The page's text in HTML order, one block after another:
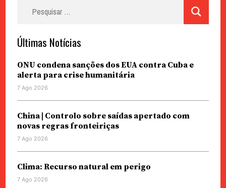
Últimas Notícias
ONU condena sanções dos EUA contra Cuba e
alerta para crise humanitária
7 Ago 2026
China | Controlo sobre saídas apertado com
novas regras fronteiriças
7 Ago 2026
Clima: Recurso natural em perigo
7 Ago 2026